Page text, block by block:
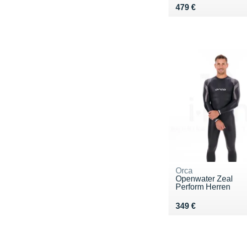
479 €
Vendu 479 €
Orca
Openwater Zeal
Perform Herren
349 €
Vendu 349 €